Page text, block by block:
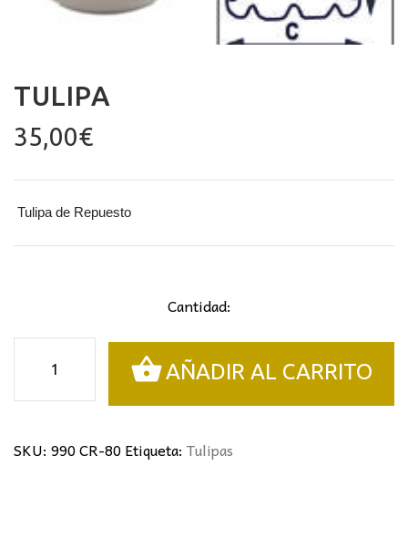
TULIPA
35,00€
Tulipa de Repuesto
Cantidad:
cantidad
AÑADIR AL CARRITO
SKU: 990 CR-80Etiqueta: Tulipas